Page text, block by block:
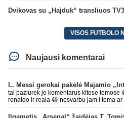
VISOS FUTBOLO
Naujausi komentarai
tai paziurek jo komentarus kitose temose
ronaldo ir reala 😀 nesvarbu jam i tema